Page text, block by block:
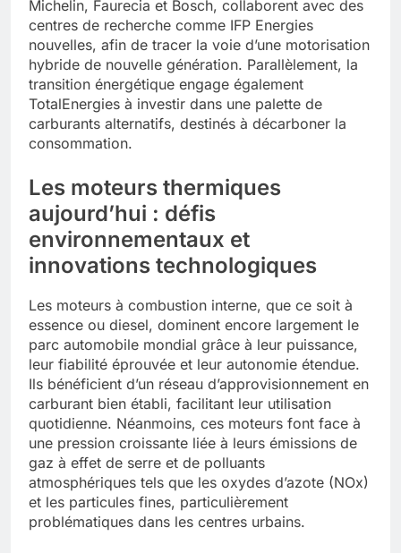
Michelin, Faurecia et Bosch, collaborent avec des
centres de recherche comme IFP Energies
nouvelles, afin de tracer la voie d’une motorisation
hybride de nouvelle génération. Parallèlement, la
transition énergétique engage également
TotalEnergies à investir dans une palette de
carburants alternatifs, destinés à décarboner la
consommation.
Les moteurs thermiques
aujourd’hui : défis
environnementaux et
innovations technologiques
Les moteurs à combustion interne, que ce soit à
essence ou diesel, dominent encore largement le
parc automobile mondial grâce à leur puissance,
leur fiabilité éprouvée et leur autonomie étendue.
Ils bénéficient d’un réseau d’approvisionnement en
carburant bien établi, facilitant leur utilisation
quotidienne. Néanmoins, ces moteurs font face à
une pression croissante liée à leurs émissions de
gaz à effet de serre et de polluants
atmosphériques tels que les oxydes d’azote (NOx)
et les particules fines, particulièrement
problématiques dans les centres urbains.